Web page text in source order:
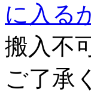
に入る
搬入不
ご了承